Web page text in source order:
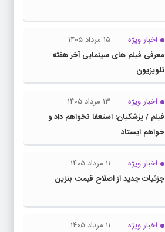
اخبار ویژه
۱۵ مرداد ۱۴۰۵
معرفی فیلم های سینمایی آخر هفته
تلویزیون
اخبار ویژه
۱۳ مرداد ۱۴۰۵
فیلم / پزشکیان: استعفا نخواهم داد و
خواهم ایستاد
اخبار ویژه
۱۱ مرداد ۱۴۰۵
جزئیات جدید از اصلاح قیمت بنزین
اخبار ویژه
۱۱ مرداد ۱۴۰۵